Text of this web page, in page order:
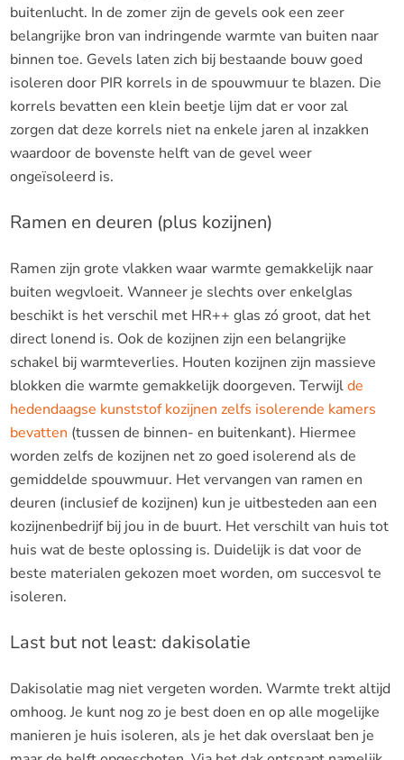
buitenlucht. In de zomer zijn de gevels ook een zeer
belangrijke bron van indringende warmte van buiten naar
binnen toe. Gevels laten zich bij bestaande bouw goed
isoleren door PIR korrels in de spouwmuur te blazen. Die
korrels bevatten een klein beetje lijm dat er voor zal
zorgen dat deze korrels niet na enkele jaren al inzakken
waardoor de bovenste helft van de gevel weer
ongeïsoleerd is.
Ramen en deuren (plus kozijnen)
Ramen zijn grote vlakken waar warmte gemakkelijk naar
buiten wegvloeit. Wanneer je slechts over enkelglas
beschikt is het verschil met HR++ glas zó groot, dat het
direct lonend is. Ook de kozijnen zijn een belangrijke
schakel bij warmteverlies. Houten kozijnen zijn massieve
blokken die warmte gemakkelijk doorgeven. Terwijlde
hedendaagse kunststof kozijnen zelfs isolerende kamers
bevatten (tussen de binnen- en buitenkant). Hiermee
worden zelfs de kozijnen net zo goed isolerend als de
gemiddelde spouwmuur. Het vervangen van ramen en
deuren (inclusief de kozijnen) kun je uitbesteden aan een
kozijnenbedrijf bij jou in de buurt. Het verschilt van huis tot
huis wat de beste oplossing is. Duidelijk is dat voor de
beste materialen gekozen moet worden, om succesvol te
isoleren.
Last but not least: dakisolatie
Dakisolatie mag niet vergeten worden. Warmte trekt altijd
omhoog. Je kunt nog zo je best doen en op alle mogelijke
manieren je huis isoleren, als je het dak overslaat ben je